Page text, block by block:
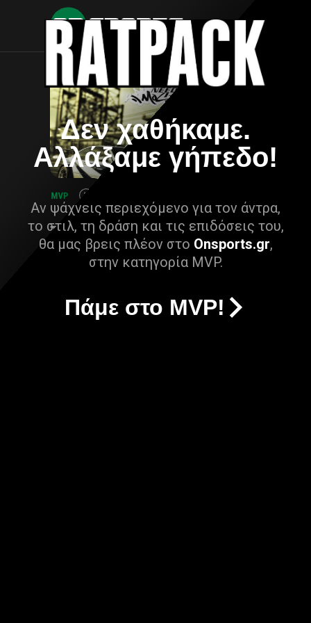
Δεν χαθήκαμε.
Αλλάξαμε γήπεδο!
Αν ψάχνεις περιεχόμενο για τον άντρα,
το στιλ, τη δράση και τις επιδόσεις του,
θα μας βρεις πλέον στο Onsports.gr,
στην κατηγορία MVP.
Πάμε στο MVP!